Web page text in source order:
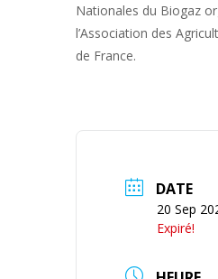
Nationales du Biogaz
l’Association des
de France.
DATE
20 Sep
Expiré!